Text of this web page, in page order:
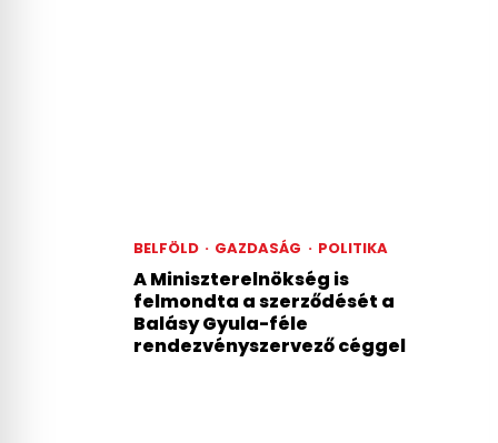
BELFÖLD · GAZDASÁG · POLITIKA
A Miniszterelnökség is
felmondta a szerződését a
Balásy Gyula-féle
rendezvényszervező céggel